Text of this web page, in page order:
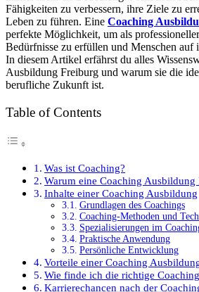
Fähigkeiten zu verbessern, ihre Ziele zu
Leben zu führen. Eine Coaching
perfekte Möglichkeit, um als
Bedürfnisse zu erfüllen und Menschen auf
In diesem Artikel erfährst du alles
Ausbildung Freiburg und warum sie die
berufliche Zukunft ist.
Table of Contents
Was ist Coaching?
Warum eine Coaching Ausbildung
Inhalte einer Coaching Ausbildung
Grundlagen des Coachings
Coaching-Methoden und
Spezialisierungen im
Praktische Anwendung
Persönliche Entwicklung
Vorteile einer Coaching
Wie finde ich die richtige
Karrierechancen nach der